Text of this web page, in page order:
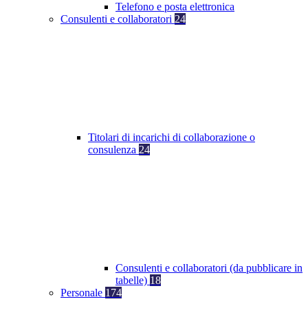
Telefono e posta elettronica
Consulenti e collaboratori 24
Titolari di incarichi di collaborazione o
consulenza 24
Consulenti e collaboratori (da pubblicare in
tabelle) 18
Personale 174